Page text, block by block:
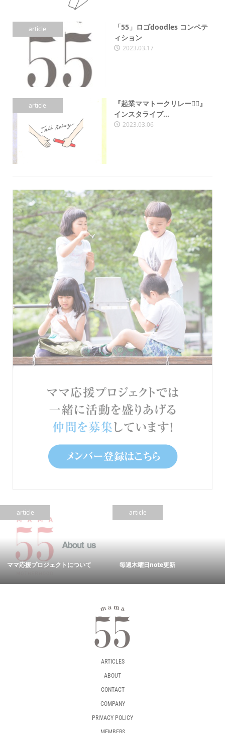
article
「55」ロゴdoodles コンペテ
ィション
2023.03.17
article
『起業ママトークリレー🏃‍♀️』
インスタライブ...
2023.03.06
article
ママ応援プロジェクトについて
article
毎週木曜日note更新
ARTICLES
ABOUT
CONTACT
COMPANY
PRIVACY POLICY